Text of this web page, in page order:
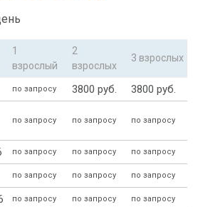
1
взрослый
2
взрослых
3 взрослых
по запросу 3800 руб.
3800 руб.
по запросу по запросу по запросу
по запросу по запросу по запросу
по запросу по запросу по запросу
по запросу по запросу по запросу